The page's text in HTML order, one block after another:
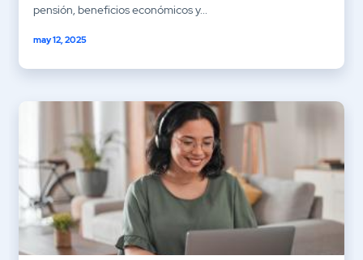
pensión, beneficios económicos y...
may 12, 2025